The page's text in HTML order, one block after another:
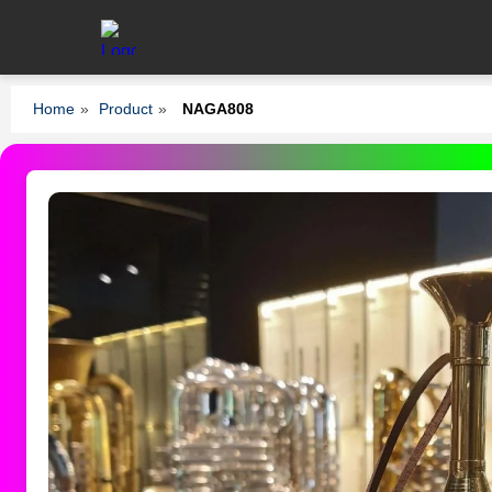
Home » Product » NAGA808